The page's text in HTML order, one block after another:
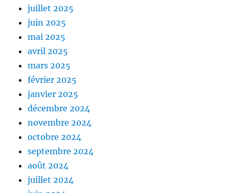
juillet 2025
juin 2025
mai 2025
avril 2025
mars 2025
février 2025
janvier 2025
décembre 2024
novembre 2024
octobre 2024
septembre 2024
août 2024
juillet 2024